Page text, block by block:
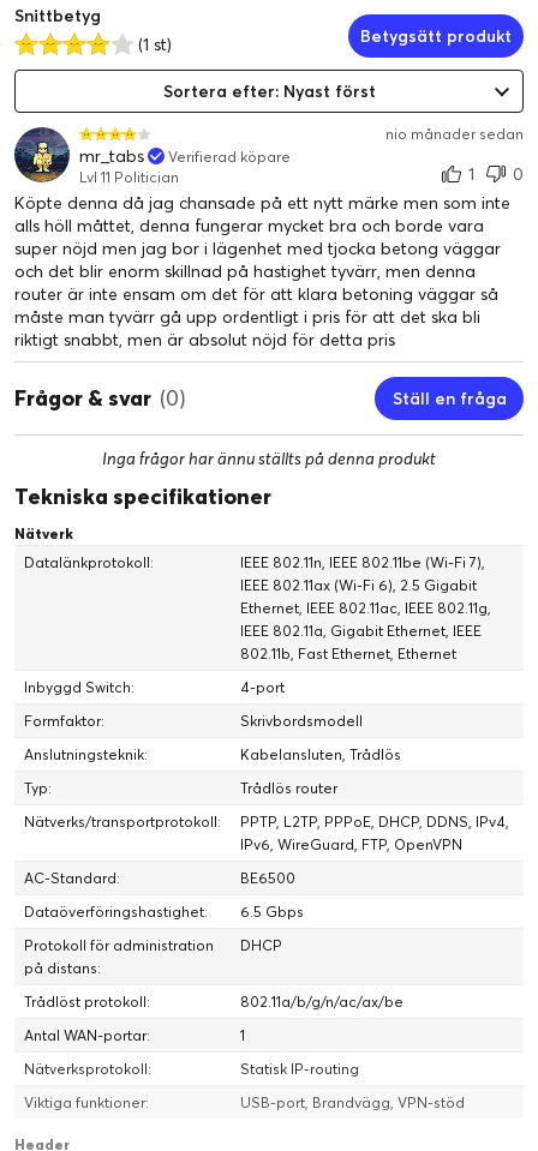
Snittbetyg
(1 st)
Betygsätt produkt
Sortera efter: Nyast först
nio månader sedan
mr_tabs
Verifierad köpare
Lvl 11 Politician
1
0
Köpte denna då jag chansade på ett nytt märke men som inte
alls höll måttet, denna fungerar mycket bra och borde vara
super nöjd men jag bor i lägenhet med tjocka betong väggar
och det blir enorm skillnad på hastighet tyvärr, men denna
router är inte ensam om det för att klara betoning väggar så
måste man tyvärr gå upp ordentligt i pris för att det ska bli
riktigt snabbt, men är absolut nöjd för detta pris
Frågor & svar (0) Ställ en fråga
Inga frågor har ännu ställts på denna produkt
Tekniska specifikationer
Nätverk
Datalänkprotokoll:
IEEE 802.11n, IEEE 802.11be (Wi-Fi 7),
IEEE 802.11ax (Wi-Fi 6), 2.5 Gigabit
Ethernet, IEEE 802.11ac, IEEE 802.11g,
IEEE 802.11a, Gigabit Ethernet, IEEE
802.11b, Fast Ethernet, Ethernet
Inbyggd Switch:
4-port
Formfaktor:
Skrivbordsmodell
Anslutningsteknik:
Kabelansluten, Trådlös
Typ:
Trådlös router
Nätverks/transportprotokoll:
PPTP, L2TP, PPPoE, DHCP, DDNS, IPv4,
IPv6, WireGuard, FTP, OpenVPN
AC-Standard:
BE6500
Dataöverföringshastighet:
6.5 Gbps
Protokoll för administration
på distans:
DHCP
Trådlöst protokoll:
802.11a/b/g/n/ac/ax/be
Antal WAN-portar:
1
Nätverksprotokoll:
Statisk IP-routing
Viktiga funktioner:
USB-port, Brandvägg, VPN-stöd
Header